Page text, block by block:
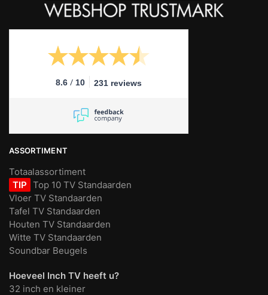
8.6 / 10 231 reviews
ASSORTIMENT
Totaalassortiment
TIP Top 10 TV Standaarden
Vloer TV Standaarden
Tafel TV Standaarden
Houten TV Standaarden
Witte TV Standaarden
Soundbar Beugels
Hoeveel Inch TV heeft u?
32 inch en kleiner